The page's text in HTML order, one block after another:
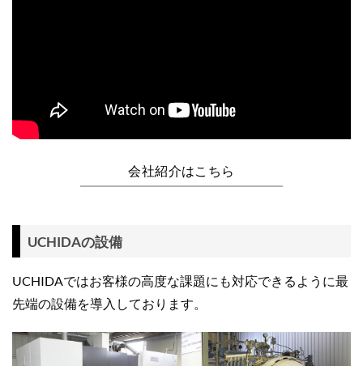
会社紹介はこちら
UCHIDAの設備
UCHIDAではお客様の高度な課題にも対応できるように最
先端の設備を導入しております。